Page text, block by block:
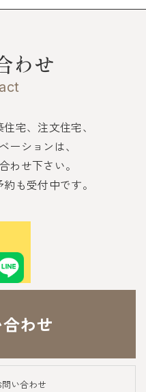
わせ
宅、注文住宅、
ーションは、
わせ下さい。
も受付中です。
わせ
い合わせ